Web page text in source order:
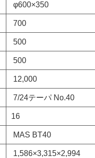
φ600×350
700
500
500
12,000
7/24テーパ No.40
16
MAS BT40
1,586×3,315×2,994